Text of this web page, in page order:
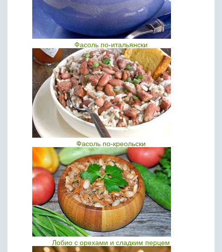
Фасоль по-итальянски
Фасоль по-креольски
Лобио с орехами и сладким перцем